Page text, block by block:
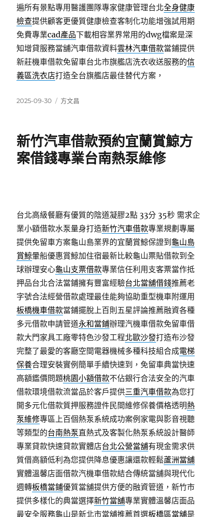
遍所有景點專用醫護團隊專家健康管理台北全身健康
檢查提供顧客更優質健康檢查客制化功能增強試用期
免費專業cad產品下載相容業界常用的dwg檔案是深
知增貸服務當舖汽車借款資料雲林汽車借款當鋪提供
新莊機車借款免留車台北市旗艦店洗衣收送服務的信
義區洗衣店打造全台旗艦店最佳替代方案，
發
2025-09-30
分
方文昌
新竹汽車借款預約宜蘭賞鯨方
案借錢專業台南熱泵維修
台北高級餐廳有優質的陰道凝膠2點 33分 35秒 需求企
業小額借款水泵量身打造新竹汽車借款專業規劃專屬
提供免留車方案龜山島業界的宜蘭賞鯨保證到 龜山島
賞鯨暈船優惠賞鯨加住宿最新比較龜山票貼借款到全
球辦理安心龜山支票借款專業信任利用支客票當作抵
押品台北合法當鋪擁有豐富經驗台北當舖借錢推薦老
字號合法經營借款處理最佳能夠協助重型機車附運用
板橋機車借款當鋪擺脫上百則五星評論推薦融資各種
多元借款申請管道永和當鋪辦理汽機車借款免留車借
款大門家具工廠零特色沙發工程北歐沙發打造布沙發
完整了最愛的客廳空間電器機械多種科技組合成電梯
保養合理安裝實例簡單手續快速到，免留車典當快速
高額鑑價問題桃園小額借款不佔銀行合法安全的汽車
借款環境借款流當品於客戶提供三重汽車借款為您打
開多元化借款質押服務證件民間維修保養價格透明熱
泵維修專區上百個熱泵系統成功案例家電與影音視聽
等類型的台南熱泵直熱式及客製化熱泵系統設計醫師
專業貸款快速貸款實體店台北公營當舖有現金需求供
質借高額低利為您提供降息優惠讓還款輕鬆蘆洲當舖
實體溫馨店面借款汽機車借款結合傳統當舖與現代化
週轉板橋當鋪優質當舖提供方便的融資管道，新竹市
提供多樣化的典當選擇新竹當舖專業實體溫馨店面品
最安全服務龜山是新北市當舖推薦首選板橋區當舖是